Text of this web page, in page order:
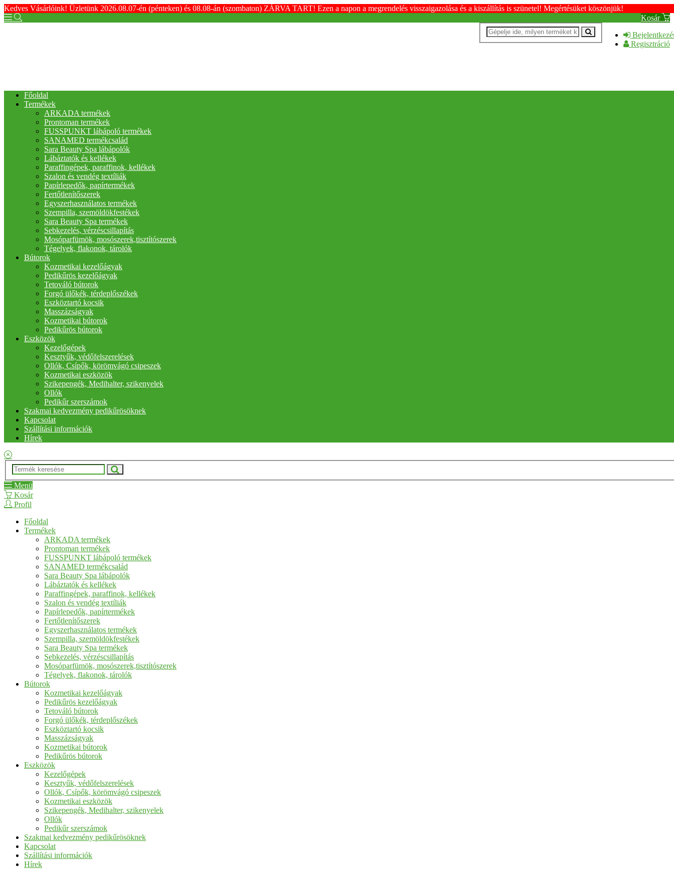
Kedves Vásárlóink! Üzletünk 2026.08.07-én (pénteken) és 08.08-án (szombaton) ZÁRVA TART! Ezen a napon a megrendelés visszaigazolása és a kiszállítás is szünetel! Megértésüket köszönjük!
Kosár
Regisztráció
Főoldal
Termékek
ARKADA termékek
Prontoman termékek
FUSSPUNKT lábápoló termékek
SANAMED termékcsalád
Sara Beauty Spa lábápolók
Lábáztatók és kellékek
Paraffingépek, paraffinok, kellékek
Szalon és vendég textíliák
Papírlepedők, papírtermékek
Fertőtlenítőszerek
Egyszerhasználatos termékek
Szempilla, szemöldökfestékek
Sara Beauty Spa termékek
Sebkezelés, vérzéscsillapítás
Mosóparfümök, mosószerek,tisztítószerek
Tégelyek, flakonok, tárolók
Bútorok
Kozmetikai kezelőágyak
Pedikűrös kezelőágyak
Tetováló bútorok
Forgó ülőkék, térdeplőszékek
Eszköztartó kocsik
Masszázságyak
Kozmetikai bútorok
Pedikűrös bútorok
Eszközök
Kezelőgépek
Kesztyűk, védőfelszerelések
Ollók, Csípők, körömvágó csipeszek
Kozmetikai eszközök
Szikepengék, Medihalter, szikenyelek
Ollók
Pedikűr szerszámok
Szakmai kedvezmény pedikűrösöknek
Kapcsolat
Szállítási információk
Hírek
Menü
Kosár
Profil
Főoldal
Termékek
ARKADA termékek
Prontoman termékek
FUSSPUNKT lábápoló termékek
SANAMED termékcsalád
Sara Beauty Spa lábápolók
Lábáztatók és kellékek
Paraffingépek, paraffinok, kellékek
Szalon és vendég textíliák
Papírlepedők, papírtermékek
Fertőtlenítőszerek
Egyszerhasználatos termékek
Szempilla, szemöldökfestékek
Sara Beauty Spa termékek
Sebkezelés, vérzéscsillapítás
Mosóparfümök, mosószerek,tisztítószerek
Tégelyek, flakonok, tárolók
Bútorok
Kozmetikai kezelőágyak
Pedikűrös kezelőágyak
Tetováló bútorok
Forgó ülőkék, térdeplőszékek
Eszköztartó kocsik
Masszázságyak
Kozmetikai bútorok
Pedikűrös bútorok
Eszközök
Kezelőgépek
Kesztyűk, védőfelszerelések
Ollók, Csípők, körömvágó csipeszek
Kozmetikai eszközök
Szikepengék, Medihalter, szikenyelek
Ollók
Pedikűr szerszámok
Szakmai kedvezmény pedikűrösöknek
Kapcsolat
Szállítási információk
Hírek